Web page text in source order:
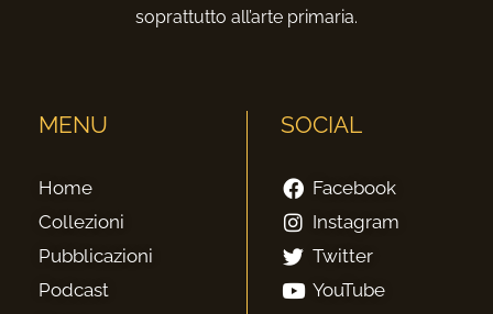
soprattutto all’arte primaria.
MENU
Home
Collezioni
Pubblicazioni
Podcast
SOCIAL
Facebook
Instagram
Twitter
YouTube